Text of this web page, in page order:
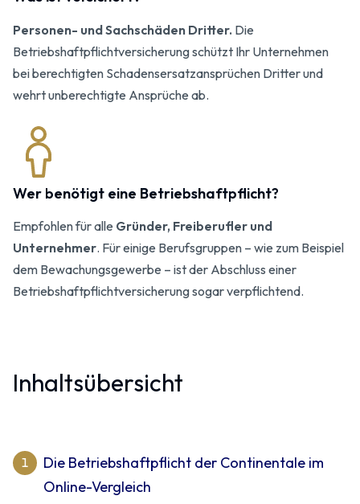
Personen- und Sachschäden Dritter. Die
Betriebshaftpflichtversicherung schützt Ihr Unternehmen
bei berechtigten Schadensersatzansprüchen Dritter und
wehrt unberechtigte Ansprüche ab.
Wer benötigt eine Betriebshaftpflicht?
Empfohlen für alle Gründer, Freiberufler und
Unternehmer. Für einige Berufsgruppen – wie zum Beispiel
dem Bewachungsgewerbe – ist der Abschluss einer
Betriebs­haftpflichtversicherung sogar verpflichtend.
Inhaltsübersicht
1
Die Betriebshaftpflicht der Continentale im
Online-Vergleich